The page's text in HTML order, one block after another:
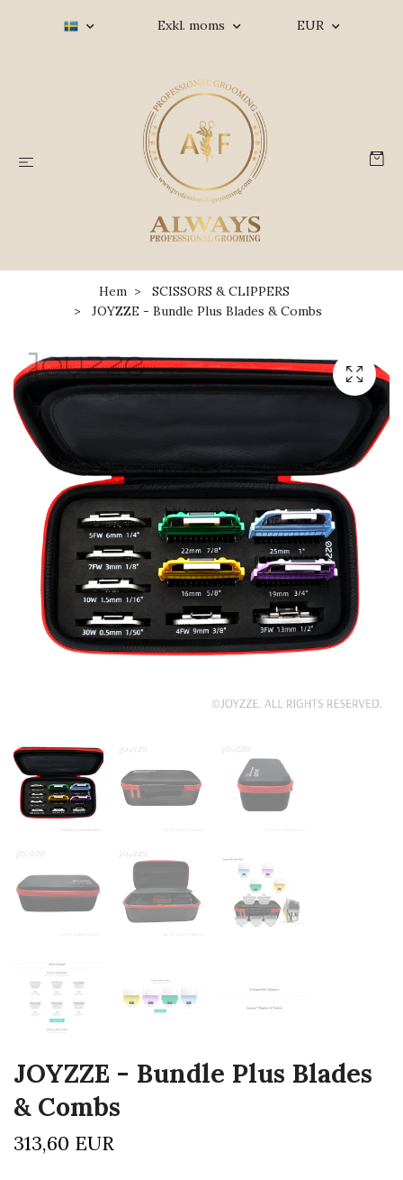
Exkl. moms EUR
Hem
SCISSORS & CLIPPERS
JOYZZE - Bundle Plus Blades & Combs
JOYZZE - Bundle Plus Blades
& Combs
313,60 EUR